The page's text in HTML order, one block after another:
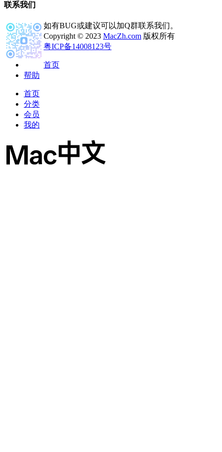
联系我们
如有BUG或建议可以加Q群联系我们。
Copyright © 2023 MacZh.com 版权所有
粤ICP备14008123号
首页
帮助
首页
分类
会员
我的